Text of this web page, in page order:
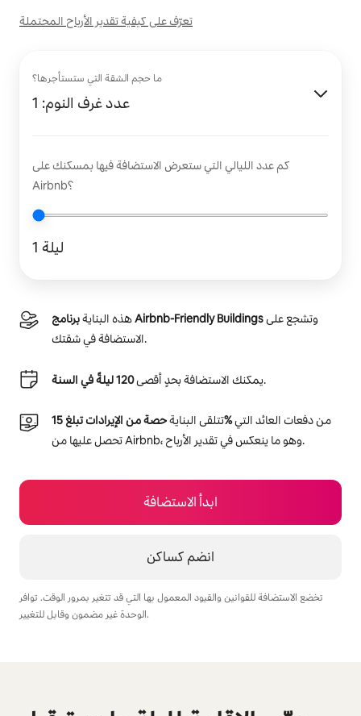
تعرّف على كيفية تقدير الأرباح المحتملة
ما حجم الشقة التي ستستأجرها؟
عدد غرف النوم: 1
كم عدد الليالي التي ستعرض الاستضافة فيها بمسكنك على
Airbnb؟
1 ليلة
هذه البنايةبرنامج Airbnb-Friendly Buildings
الاستضافة في شقتك.
يمكنك الاستضافة بحدٍ أقصى120 ليلةً في السنة .
تتلقى البنايةحصة من الإيرادات تبلغ 15‎%‎من دفعات العائد التي
تحصل عليها من Airbnb، وهو ما ينعكس في تقدير الأرباح.
ابدأ الاستضافة
انضم كساكن
تخضع الاستضافة للقوانين والقيود المعمول بها التي قد تتغير بمرور الوقت. توافر
الوحدة غير مضمون وقابل للتغيير.
0 من أصل 0 عنصر ظاهر